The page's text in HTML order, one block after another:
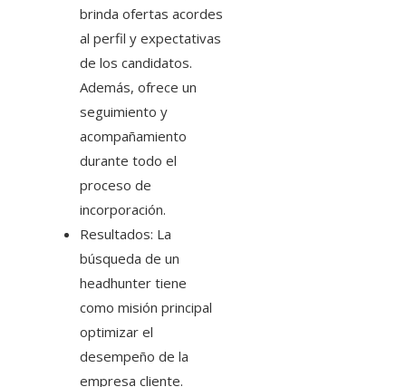
brinda ofertas acordes
al perfil y expectativas
de los candidatos.
Además, ofrece un
seguimiento y
acompañamiento
durante todo el
proceso de
incorporación.
Resultados: La
búsqueda de un
headhunter tiene
como misión principal
optimizar el
desempeño de la
empresa cliente.